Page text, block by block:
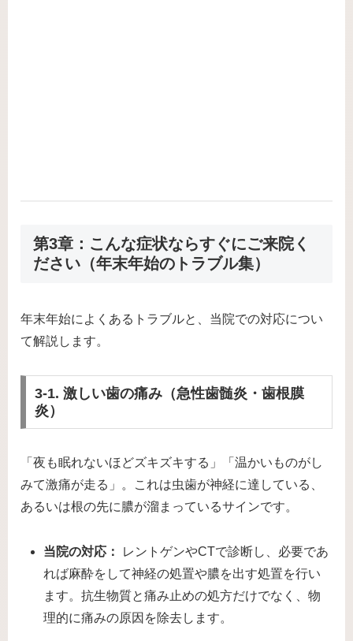
第3章：こんな症状ならすぐにご来院く
ださい（年末年始のトラブル集）
年末年始によくあるトラブルと、当院での対応につい
て解説します。
3-1. 激しい歯の痛み（急性歯髄炎・歯根膜
炎）
「夜も眠れないほどズキズキする」「温かいものがし
みて激痛が走る」。これは虫歯が神経に達している、
あるいは根の先に膿が溜まっているサインです。
当院の対応：
レントゲンやCTで診断し、必要であ
れば麻酔をして神経の処置や膿を出す処置を行い
ます。抗生物質と痛み止めの処方だけでなく、物
理的に痛みの原因を除去します。